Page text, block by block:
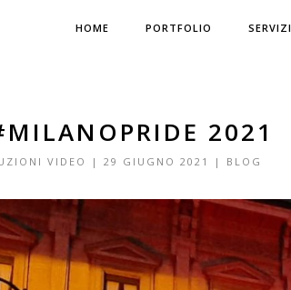
HOME PORTFOLIO SERVIZI
2021
VIDEO | 29 GIUGNO 2021 | BLOG